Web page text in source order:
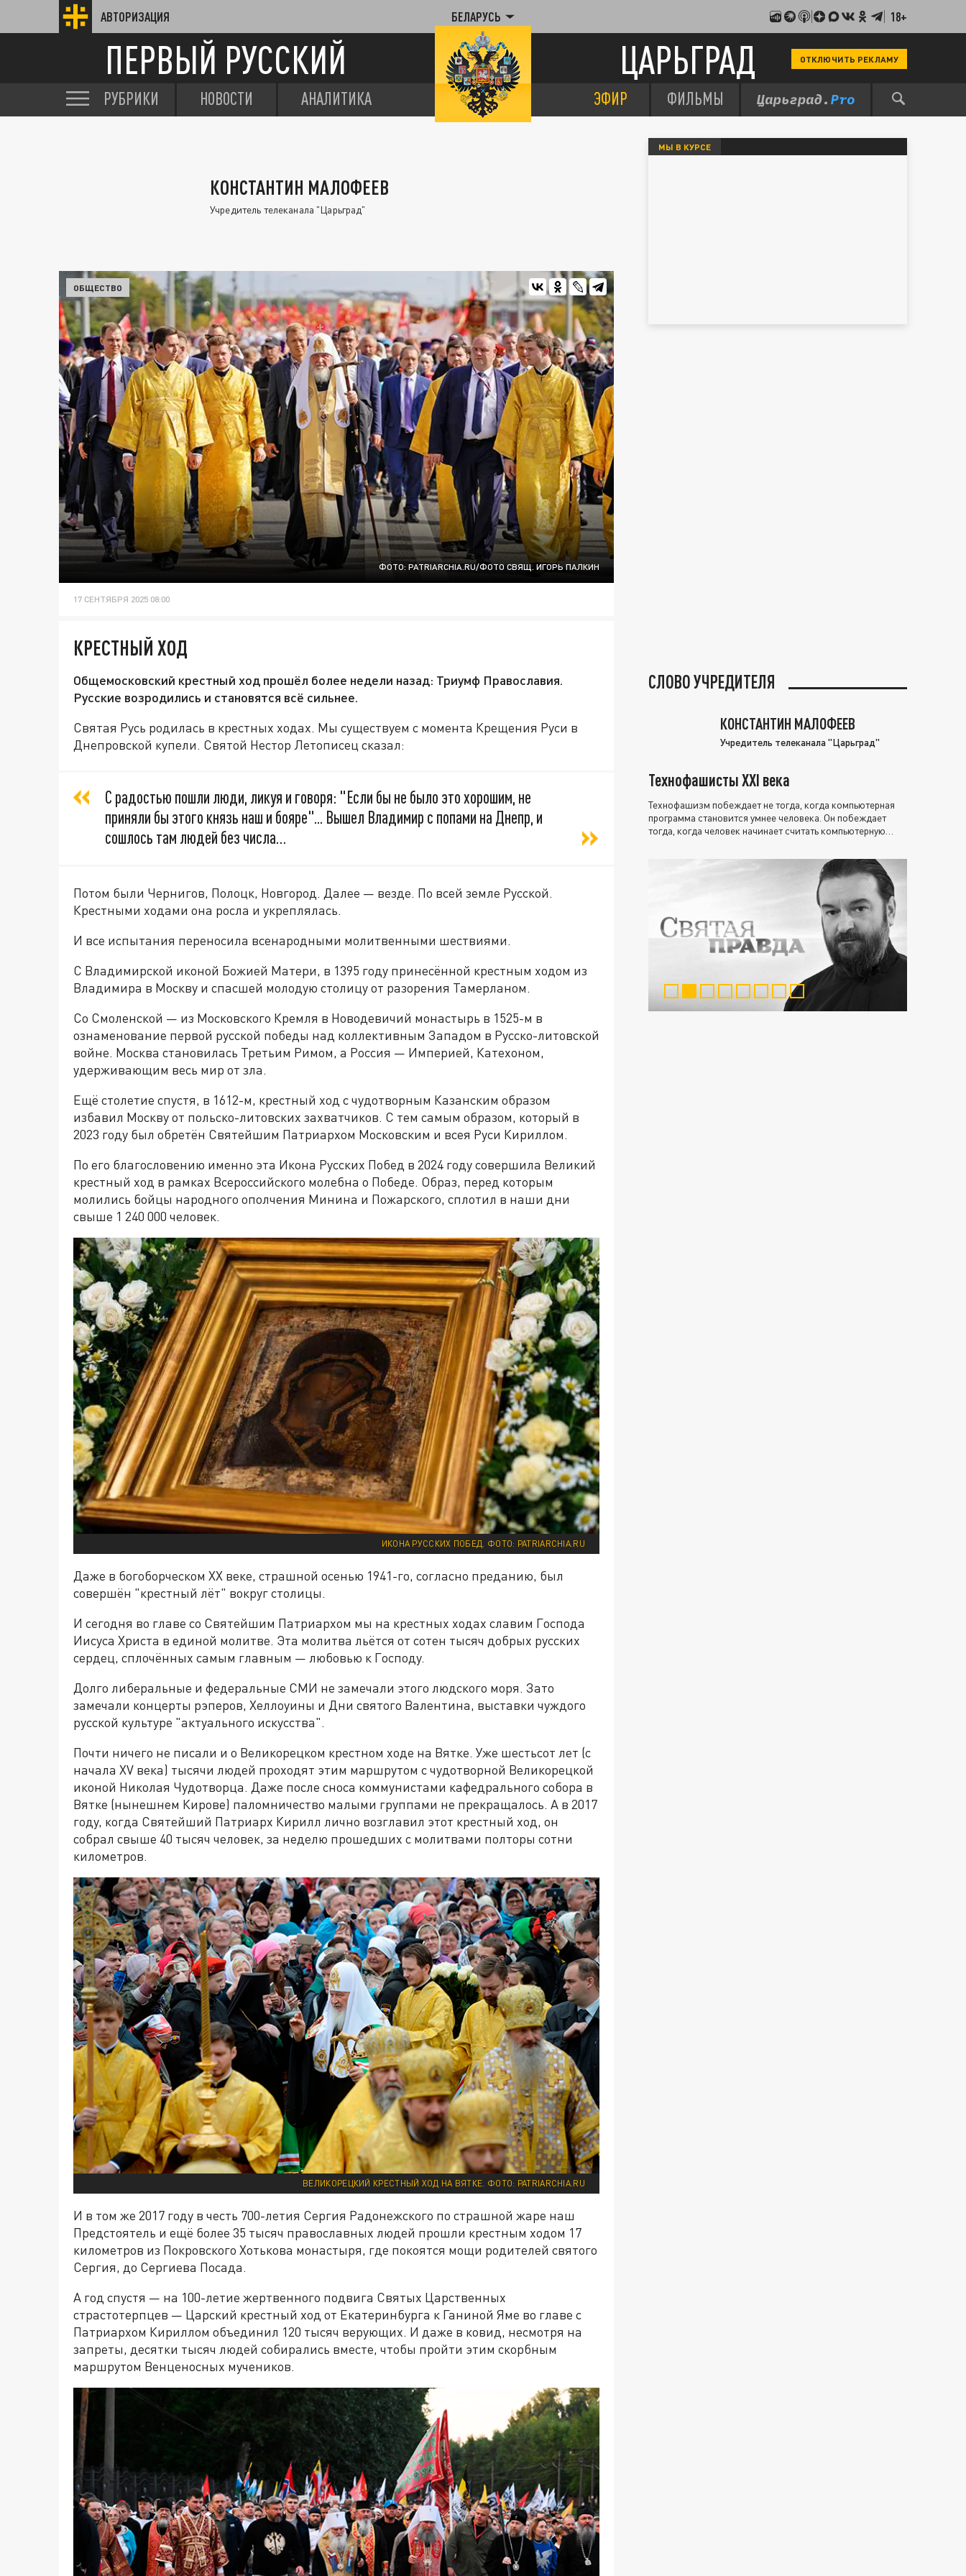
АВТОРИЗАЦИЯ БЕЛАРУСЬ 18+
ПЕРВЫЙ РУССКИЙ ЦАРЬГРАД ОТКЛЮЧИТЬ РЕКЛАМУ
РУБРИКИ НОВОСТИ АНАЛИТИКА ЭФИР ФИЛЬМЫ
КОНСТАНТИН МАЛОФЕЕВ
Учредитель телеканала "Царьград"
ФОТО: PATRIARCHIA.RU/ФОТО СВЯЩ. ИГОРЬ ПАЛКИН
ОБЩЕСТВО
17 СЕНТЯБРЯ 2025 08:00
КРЕСТНЫЙ ХОД
Общемосковский крестный ход прошёл более недели назад: Триумф Православия.
Русские возродились и становятся всё сильнее.
Святая Русь родилась в крестных ходах. Мы существуем с момента Крещения Руси в
Днепровской купели. Святой Нестор Летописец сказал:
С радостью пошли люди, ликуя и говоря: "Если бы не было это хорошим, не
приняли бы этого князь наш и бояре"... Вышел Владимир с попами на Днепр, и
сошлось там людей без числа…
Потом были Чернигов, Полоцк, Новгород. Далее — везде. По всей земле Русской.
Крестными ходами она росла и укреплялась.
И все испытания переносила всенародными молитвенными шествиями.
С Владимирской иконой Божией Матери, в 1395 году принесённой крестным ходом из
Владимира в Москву и спасшей молодую столицу от разорения Тамерланом.
Со Смоленской — из Московского Кремля в Новодевичий монастырь в 1525-м в
ознаменование первой русской победы над коллективным Западом в Русско-литовской
войне. Москва становилась Третьим Римом, а Россия — Империей, Катехоном,
удерживающим весь мир от зла.
Ещё столетие спустя, в 1612-м, крестный ход с чудотворным Казанским образом
избавил Москву от польско-литовских захватчиков. С тем самым образом, который в
2023 году был обретён Святейшим Патриархом Московским и всея Руси Кириллом.
По его благословению именно эта Икона Русских Побед в 2024 году совершила Великий
крестный ход в рамках Всероссийского молебна о Победе. Образ, перед которым
молились бойцы народного ополчения Минина и Пожарского, сплотил в наши дни
свыше 1 240 000 человек.
ИКОНА РУССКИХ ПОБЕД. ФОТО: PATRIARCHIA.RU
Даже в богоборческом XX веке, страшной осенью 1941-го, согласно преданию, был
совершён "крестный лёт" вокруг столицы.
И сегодня во главе со Святейшим Патриархом мы на крестных ходах славим Господа
Иисуса Христа в единой молитве. Эта молитва льётся от сотен тысяч добрых русских
сердец, сплочённых самым главным — любовью к Господу.
Долго либеральные и федеральные СМИ не замечали этого людского моря. Зато
замечали концерты рэперов, Хеллоуины и Дни cвятого Валентина, выставки чуждого
русской культуре "актуального искусства".
Почти ничего не писали и о Великорецком крестном ходе на Вятке. Уже шестьсот лет (с
начала XV века) тысячи людей проходят этим маршрутом с чудотворной Великорецкой
иконой Николая Чудотворца. Даже после сноса коммунистами кафедрального собора в
Вятке (нынешнем Кирове) паломничество малыми группами не прекращалось. А в 2017
году, когда Святейший Патриарх Кирилл лично возглавил этот крестный ход, он
собрал свыше 40 тысяч человек, за неделю прошедших с молитвами полторы сотни
километров.
ВЕЛИКОРЕЦКИЙ КРЕСТНЫЙ ХОД НА ВЯТКЕ. ФОТО: PATRIARCHIA.RU
И в том же 2017 году в честь 700-летия Сергия Радонежского по страшной жаре наш
Предстоятель и ещё более 35 тысяч православных людей прошли крестным ходом 17
километров из Покровского Хотькова монастыря, где покоятся мощи родителей святого
Сергия, до Сергиева Посада.
А год спустя — на 100-летие жертвенного подвига Святых Царственных
страстотерпцев — Царский крестный ход от Екатеринбурга к Ганиной Яме во главе с
Патриархом Кириллом объединил 120 тысяч верующих. И даже в ковид, несмотря на
запреты, десятки тысяч людей собирались вместе, чтобы пройти этим скорбным
маршрутом Венценосных мучеников.
МЫ В КУРСЕ
СЛОВО УЧРЕДИТЕЛЯ
КОНСТАНТИН МАЛОФЕЕВ
Учредитель телеканала "Царьград"
Технофашисты XXI века
Технофашизм побеждает не тогда, когда компьютерная
программа становится умнее человека. Он побеждает
тогда, когда человек начинает считать компьютерную